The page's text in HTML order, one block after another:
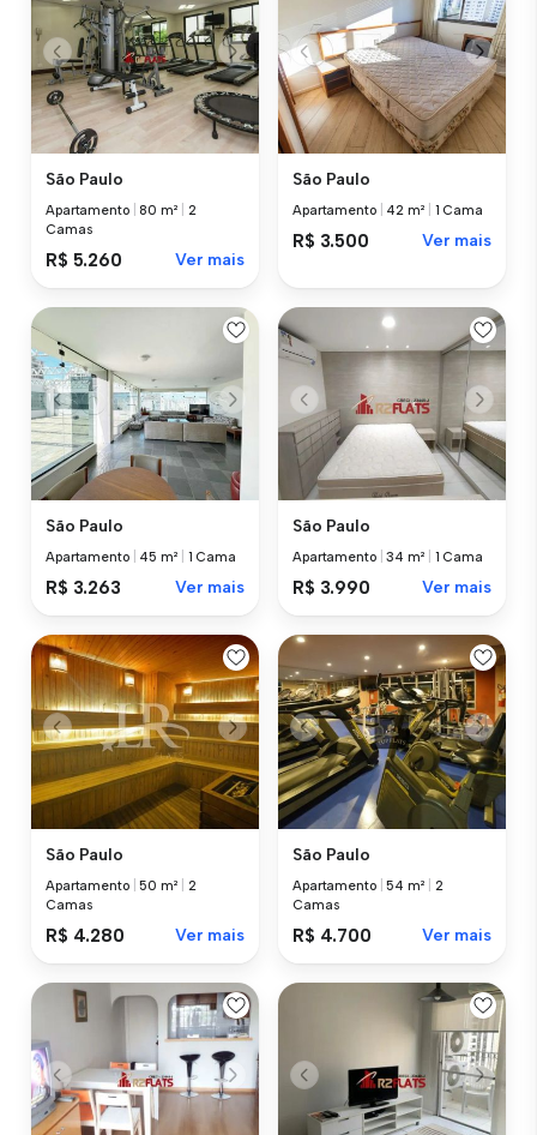
São Paulo
Apartamento |80 m²
2
Camas
R$ 5.260 Ver mais
São Paulo
Apartamento 42 m² 1 Cama
R$ 3.500 Ver mais
São Paulo
Apartamento 45 m² 1 Cama
R$ 3.263 Ver mais
São Paulo
Apartamento |34 m² 1 Cama
R$ 3.990 Ver mais
São Paulo
Apartamento |50 m²
2
Camas
R$ 4.280 Ver mais
São Paulo
Apartamento |54 m²
2
Camas
R$ 4.700 Ver mais